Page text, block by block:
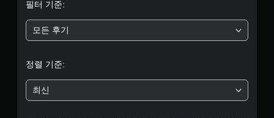
평
균
개
별
필터 기준:
모든 후기
정렬 기준:
최신